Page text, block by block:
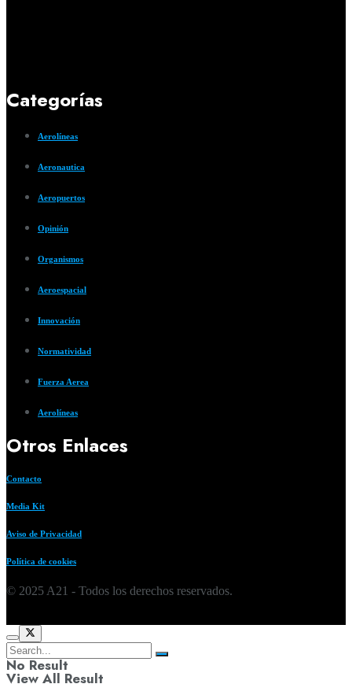
Categorías
Aerolíneas
Aeronautica
Aeropuertos
Opinión
Organismos
Aeroespacial
Innovación
Normatividad
Fuerza Aerea
Aerolíneas
Otros Enlaces
Contacto
Media Kit
Aviso de Privacidad
Política de cookies
© 2025 A21 - Todos los derechos reservados.
No Result
View All Result